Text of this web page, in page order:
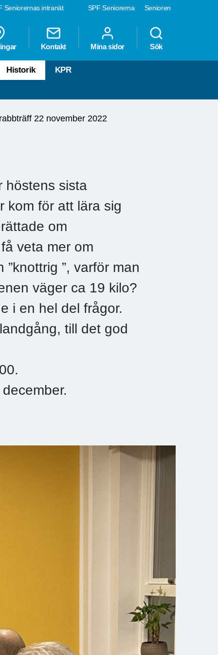
SPF Seniorerna Senioren
Seniorernas intranät
Kontakt Mina sidor Sök
Historik KPR
22 november 2022
höstens sista
kom för att lära sig
om
veta mer om
”, varför man
väger ca 19 kilo?
i en hel del frågor.
till det god